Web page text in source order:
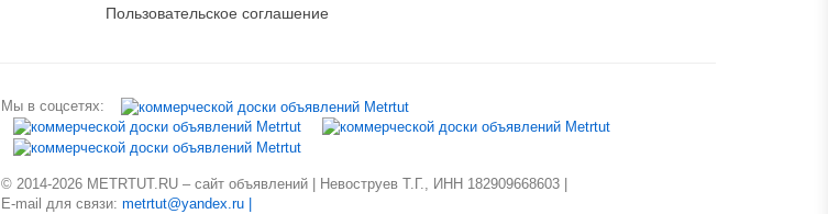
Пользовательское соглашение
Мы в соцсетях:
© 2014-2026 METRTUT.RU – сайт объявлений | Невоструев Т.Г., ИНН 182909668603 |
E-mail для связи: metrtut@yandex.ru |